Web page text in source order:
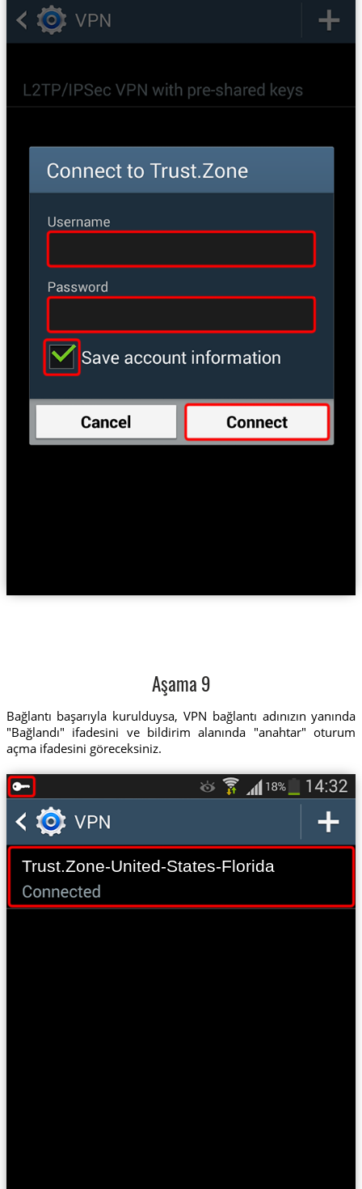
Aşama 9
Bağlantı başarıyla kurulduysa, VPN bağlantı adınızın yanında
"Bağlandı" ifadesini ve bildirim alanında "anahtar" oturum
açma ifadesini göreceksiniz.
Trust.Zone-United-States-Florida